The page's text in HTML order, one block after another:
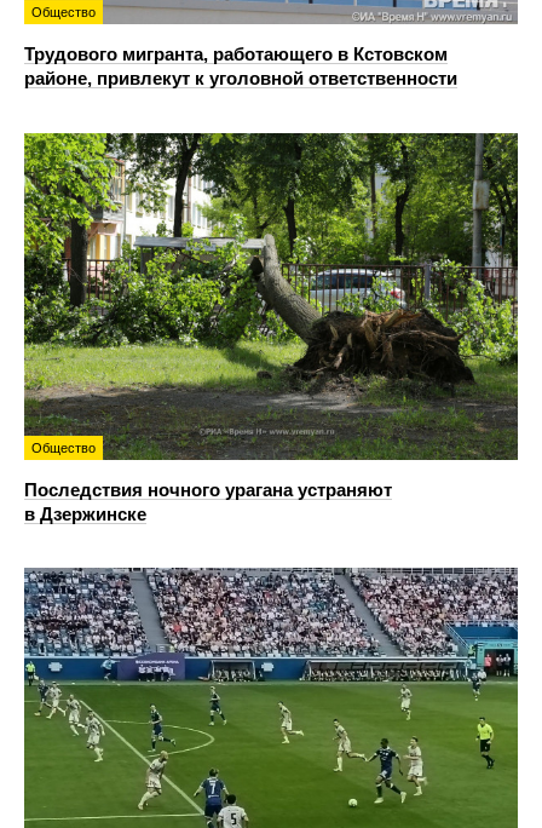
Общество
Трудового мигранта, работающего в Кстовском
районе, привлекут к уголовной ответственности
Общество
Последствия ночного урагана устраняют
в Дзержинске